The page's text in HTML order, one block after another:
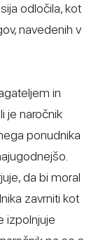
odločila, kot
navedenih v
in
je naročnik
ponudnika
da bi moral
zavrniti kot
izpolnjuje